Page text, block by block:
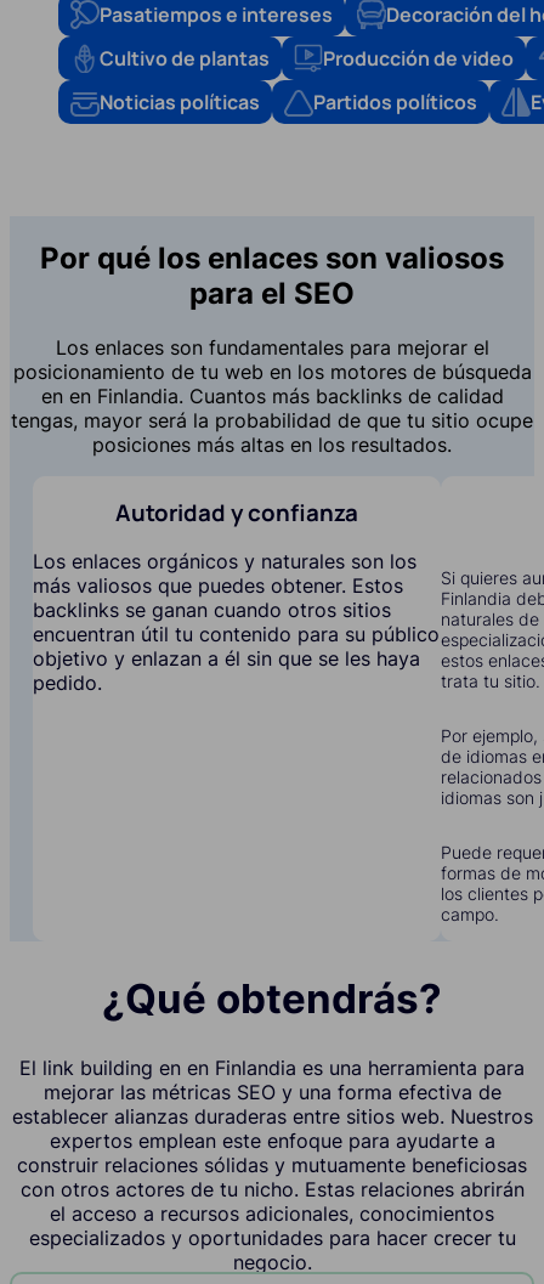
Pasatiempos e intereses
Decoración del
Cultivo de plantas
Producción de video
Noticias políticas
Partidos políticos
Por qué los enlaces son valiosos
para el SEO
Los enlaces son fundamentales para mejorar el
posicionamiento de tu web en los motores de búsqueda
en en Finlandia. Cuantos más backlinks de calidad
tengas, mayor será la probabilidad de que tu sitio ocupe
posiciones más altas en los resultados.
Autoridad y confianza
Los enlaces orgánicos y naturales son los
más valiosos que puedes obtener. Estos
backlinks se ganan cuando otros sitios
encuentran útil tu contenido para su público
objetivo y enlazan a él sin que se les haya
pedido.
Si quieres
Finlandia
naturales
estos
trata tu sitio.
Por
de idiomas
idiomas son
Puede
formas de
los clientes
campo.
¿Qué obtendrás?
El link building en en Finlandia es una herramienta para
mejorar las métricas SEO y una forma efectiva de
establecer alianzas duraderas entre sitios web. Nuestros
expertos emplean este enfoque para ayudarte a
construir relaciones sólidas y mutuamente beneficiosas
con otros actores de tu nicho. Estas relaciones abrirán
el acceso a recursos adicionales, conocimientos
especializados y oportunidades para hacer crecer tu
negocio.